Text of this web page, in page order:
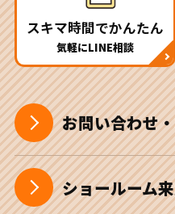
スキマ時間でかんたん
気軽にLINE相談
お問い合わせ
ショールーム